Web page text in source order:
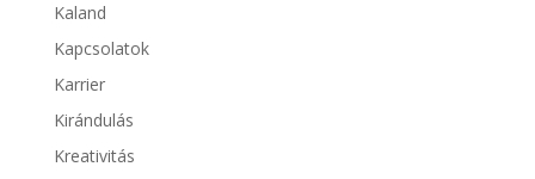
Kaland
Kapcsolatok
Karrier
Kirándulás
Kreativitás